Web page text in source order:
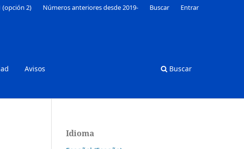
Avisos Buscar
(opción 2) Números anteriores desde 2019- Buscar Entrar
Idioma